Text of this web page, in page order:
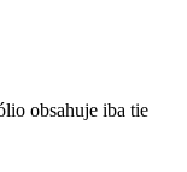
obsahuje iba tie